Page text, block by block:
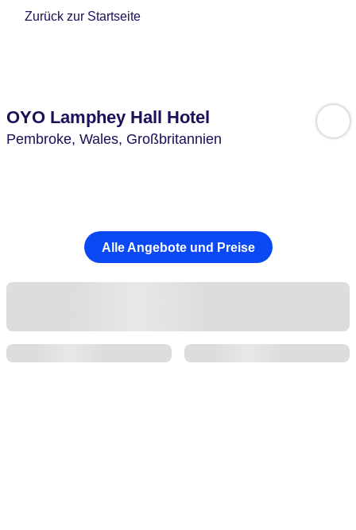
Zurück zur Startseite
OYO Lamphey Hall Hotel
Pembroke, Wales, Großbritannien
Alle Angebote und Preise